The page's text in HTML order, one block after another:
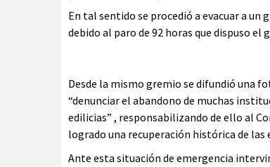
En tal sentido se procedió a evacuar a un
debido al paro de 92 horas que dispuso el
Desde la mismo gremio se difundió una
“denunciar el abandono de muchas
edilicias” , responsabilizando de ello al
logrado una recuperación histórica de las
Ante esta situación de emergencia